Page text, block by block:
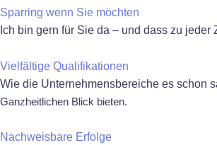
Sparring wenn Sie möchten
Ich bin gern für Sie da – und dass zu
Vielfältige Qualifikationen
Wie die Unternehmensbereiche es schon
Ganzheitlichen Blick bieten.
Nachweisbare Erfolge